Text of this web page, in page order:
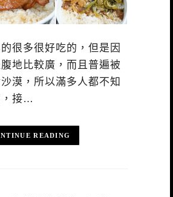
很多很好吃的，但是因
地比較廣，而且普遍被
漠，所以滿多人都不知
，接…
READING